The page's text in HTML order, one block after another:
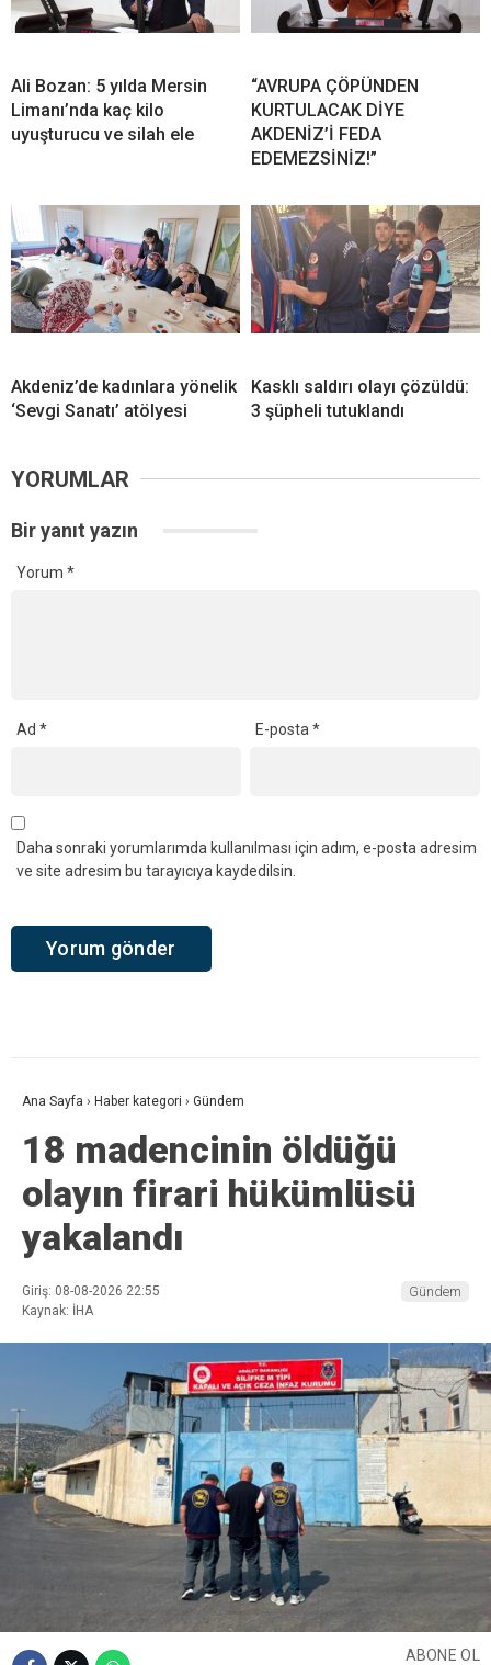
Ali Bozan: 5 yılda Mersin
Limanı’nda kaç kilo
uyuşturucu ve silah ele
“AVRUPA ÇÖPÜNDEN
KURTULACAK DİYE
AKDENİZ’İ FEDA
EDEMEZSİNİZ!”
Akdeniz’de kadınlara yönelik
‘Sevgi Sanatı’ atölyesi
Kasklı saldırı olayı çözüldü:
3 şüpheli tutuklandı
YORUMLAR
Bir yanıt yazın
Yorum *
Ad * E-posta*
Daha sonraki yorumlarımda kullanılması için adım, e-posta adresim
ve site adresim bu tarayıcıya kaydedilsin.
Ana Sayfa › Haber kategori › Gündem
18 madencinin öldüğü
olayın firari hükümlüsü
yakalandı
Giriş: 08-08-2026 22:55
Kaynak: İHA
Gündem
ABONE OL